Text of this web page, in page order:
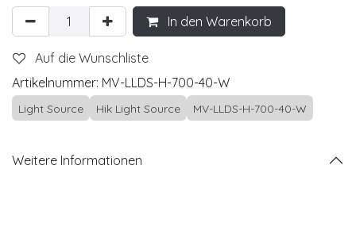
In den Warenkorb
Auf die Wunschliste
Artikelnummer: MV-LLDS-H-700-40-W
Light Source Hik Light Source MV-LLDS-H-700-40-W
Weitere Informationen